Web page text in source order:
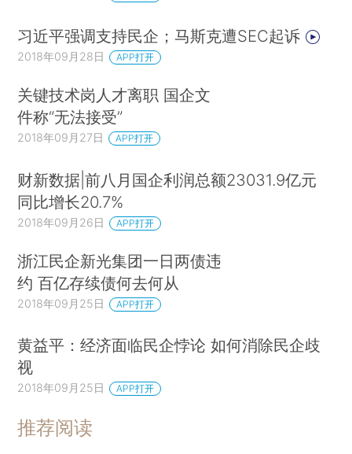
习近平强调支持民企；马斯克遭SEC起诉
2018年09月28日 APP打开
关键技术岗人才离职 国企文
件称“无法接受”
2018年09月27日 APP打开
财新数据|前八月国企利润总额23031.9亿元
同比增长20.7%
2018年09月26日 APP打开
浙江民企新光集团一日两债违
约 百亿存续债何去何从
2018年09月25日 APP打开
黄益平：经济面临民企悖论 如何消除民企歧
视
2018年09月25日 APP打开
推荐阅读